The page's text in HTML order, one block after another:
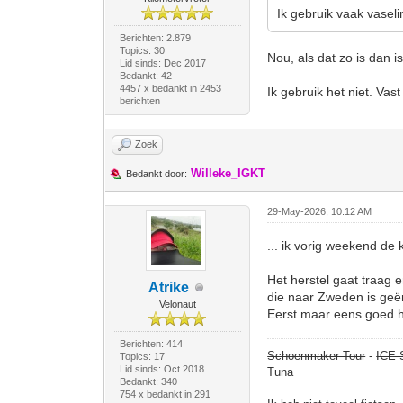
Berichten: 2.879
Topics: 30
Lid sinds: Dec 2017
Bedankt: 42
4457 x bedankt in 2453
berichten
Ik gebruik vaak
Nou, als dat zo is dan
Ik gebruik het niet.
Zoek
Bedankt door: Willeke_IGKT
Atrike
Velonaut
Berichten: 414
Topics: 17
Lid sinds: Oct 2018
Bedankt: 340
754 x bedankt in 291
29-May-2026, 10:12 AM
... ik vorig weekend
Het herstel gaat traag
die naar Zweden is
Eerst maar eens goed
Schoenmaker Tour-ICE
Tuna